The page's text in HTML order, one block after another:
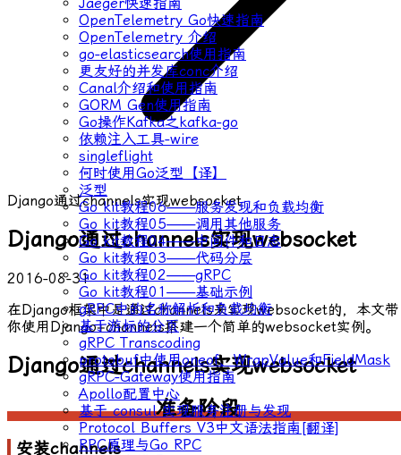
OpenTelemetry Go快速指南
OpenTelemetry 介绍
go-elasticsearch使用指南
更友好的并发库conc介绍
Canal介绍和使用指南
GORM Gen使用指南
Go操作Kafka之kafka-go
依赖注入工具-wire
singleflight
何时使用Go泛型【译】
泛型
Go kit教程06——服务发现和负载均衡
Go kit教程05——调用其他服务
Go kit教程04——中间件和日志
Go kit教程03——代码分层
Go kit教程02——gRPC
Go kit教程01——基础示例
gRPC中的名称解析和负载均衡
基于游标的分页
gRPC Transcoding
protobuf中使用oneof、WrapValue和FieldMask
gRPC-Gateway使用指南
Apollo配置中心
基于 consul 实现服务注册与发现
Protocol Buffers V3中文语法指南[翻译]
RPC原理与Go RPC
Django通过channels实现websocket
Django通过channels实现websocket
2016-08-31
在Django框架中是通过channels来实现websocket的，本文带
你使用Django+channels搭建一个简单的websocket实例。
Django通过channels实现websocket
准备阶段
安装channels